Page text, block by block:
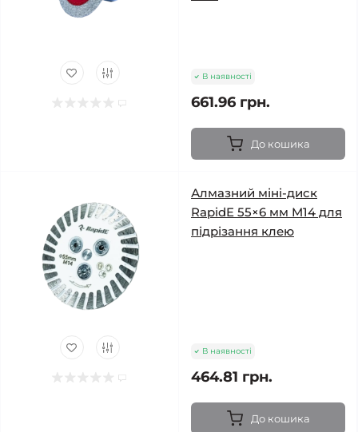
В наявності
661.96 грн.
До кошика
Алмазний міні-диск
RapidE 55×6 мм M14 для
підрізання клею
В наявності
464.81 грн.
До кошика